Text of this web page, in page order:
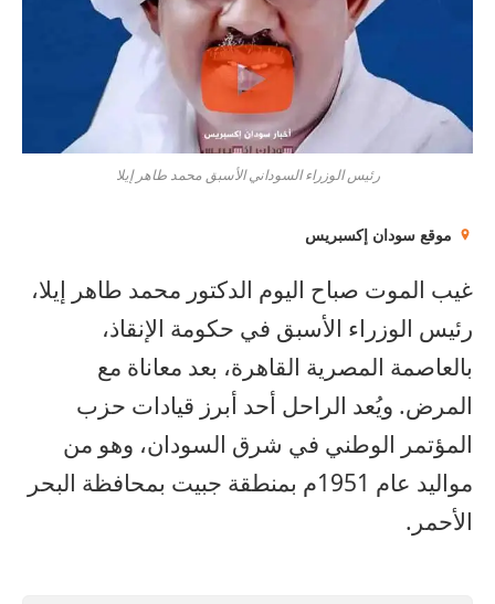
رئيس الوزراء السوداني الأسبق محمد طاهر إيلا
موقع سودان إكسبريس
غيب الموت صباح اليوم الدكتور محمد طاهر إيلا،
رئيس الوزراء الأسبق في حكومة الإنقاذ،
بالعاصمة المصرية القاهرة، بعد معاناة مع
المرض. ويُعد الراحل أحد أبرز قيادات حزب
المؤتمر الوطني في شرق السودان، وهو من
مواليد عام 1951م بمنطقة جبيت بمحافظة البحر
الأحمر.